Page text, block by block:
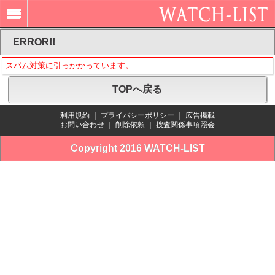
ERROR!!
スパム対策に引っかかっています。
TOPへ戻る
利用規約 プライバシーポリシー
広告掲載
お問い合わせ
削除依頼 捜査関係事項照会
Copyright 2016 WATCH-LIST